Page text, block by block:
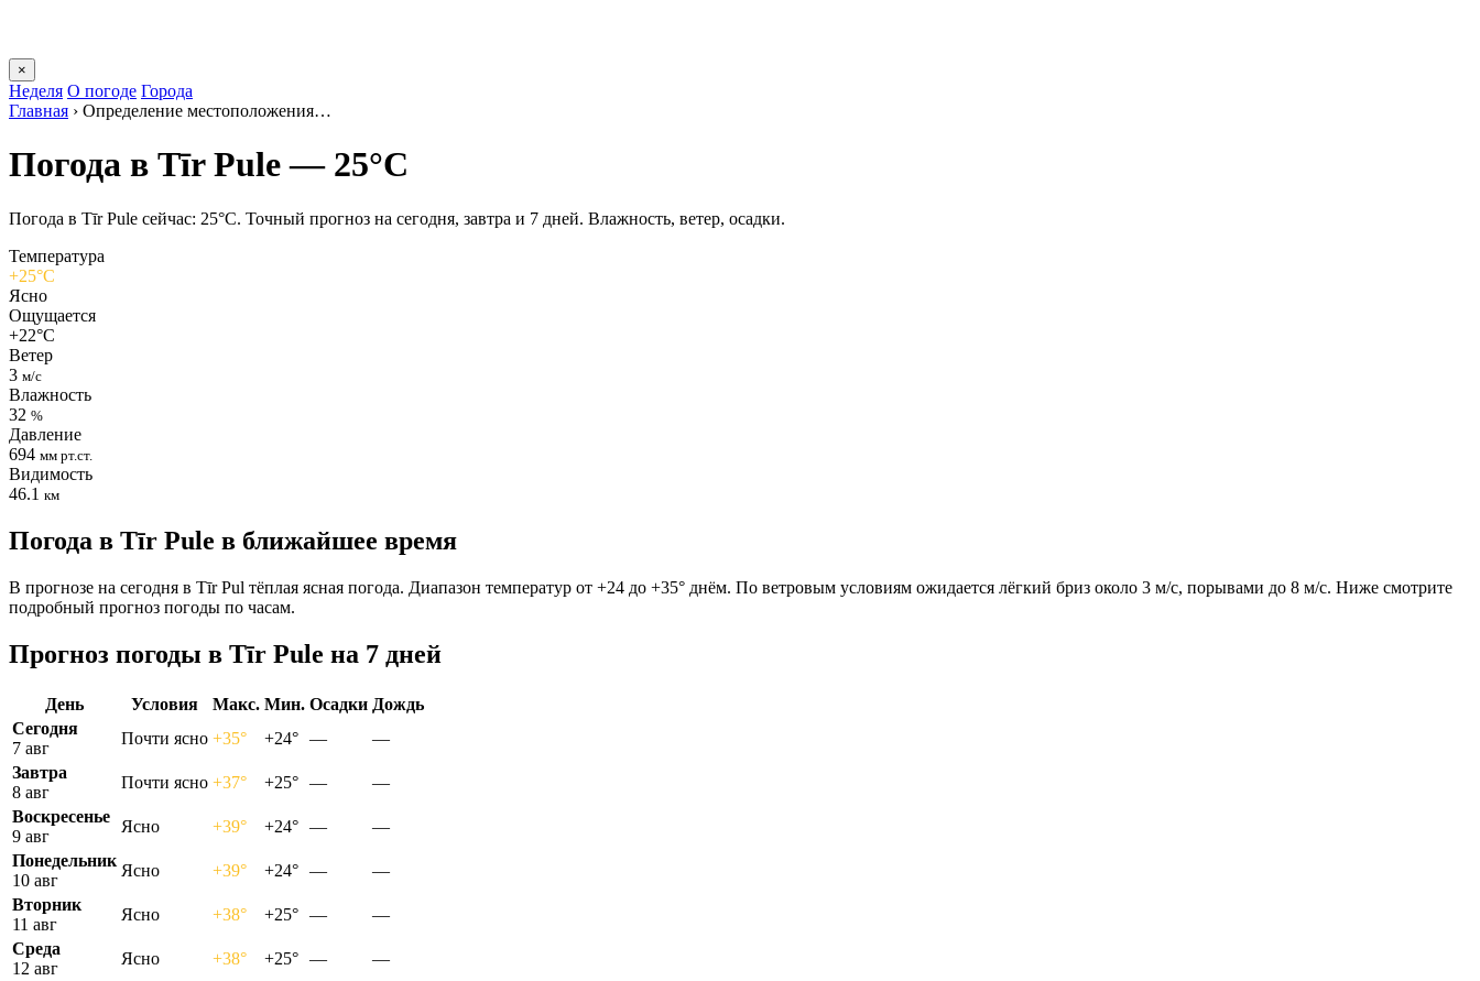
×
Неделя О погоде Города
Главная › Определение местоположения…
Погода в Tīr Pulе — 25°C
Погода в Tīr Pulе сейчас: 25°C. Точный прогноз на сегодня, завтра и 7 дней. Влажность, ветер, осадки.
Температура
+25°C
Ясно
Ощущается
+22°C
Ветер
3 м/с
Влажность
32 %
Давление
694 мм рт.ст.
Видимость
46.1 км
Погода в Tīr Pulе в ближайшее время
В прогнозе на сегодня в Tīr Pul тёплая ясная погода. Диапазон температур от +24 до +35° днём. По ветровым условиям ожидается лёгкий бриз около 3 м/с, порывами до 8 м/с. Ниже смотрите
подробный прогноз погоды по часам.
Прогноз погоды в Tīr Pulе на 7 дней
День Условия Макс. Мин. Осадки Дождь
Сегодня
7 авг
Почти ясно +35° +24° —
—
Завтра
8 авг
Почти ясно +37° +25° —
—
Воскресенье
9 авг
Ясно +39° +24° —
—
Понедельник
10 авг
Ясно +39° +24° —
—
Вторник
11 авг
Ясно +38° +25° —
—
Среда
12 авг
Ясно +38° +25° —
—